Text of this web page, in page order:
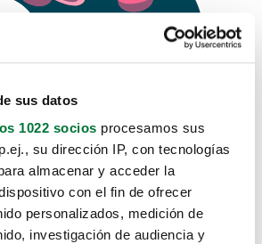
sus datos
1022 socios procesamos sus
su dirección IP, con tecnologías
almacenar y acceder la
con el fin de ofrecer
personalizados, medición de
investigación de audiencia y
no sabemos como
hasta aquí.